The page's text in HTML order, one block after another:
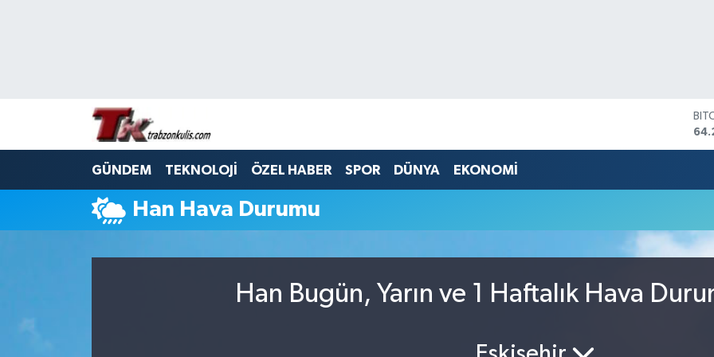
GÜNDEM TEKNOLOJİ ÖZEL HABER SPOR DÜNYA EKONOMİ
Han Hava Durumu
Han Bugün, Yarın ve 1 Haftalık Hava
Trabzon Namaz Vakitleri
Süper Lig Puan Durumu ve Fikstür